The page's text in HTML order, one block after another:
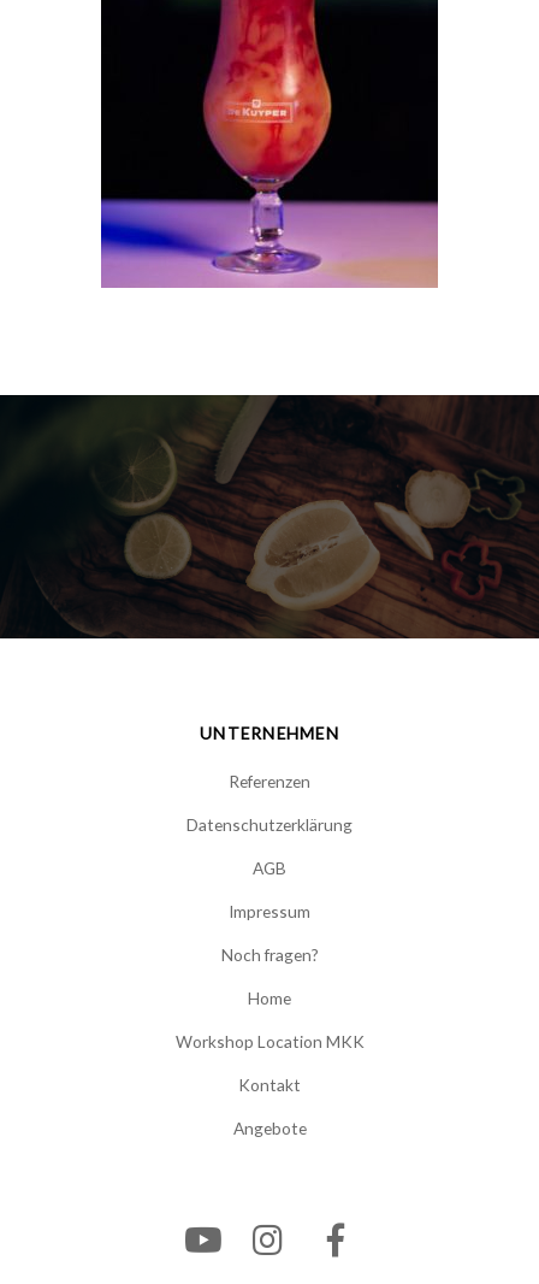
UNTERNEHMEN
Referenzen
Datenschutzerklärung
AGB
Impressum
Noch fragen?
Home
Workshop Location MKK
Kontakt
Angebote